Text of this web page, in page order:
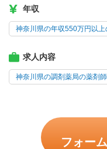
年収
神奈川県の年収550万円以上
求人内容
神奈川県の調剤薬局の薬剤
フォー